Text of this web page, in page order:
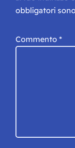
obbligatori
Commento *